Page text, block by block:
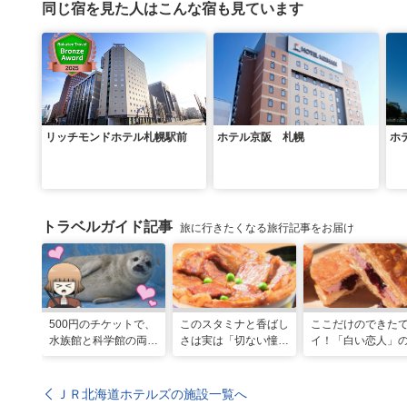
同じ宿を見た人はこんな宿も見ています
リッチモンドホテル札幌駅前 ホテル京阪 札幌 ホ
トラベルガイド記事 旅に行きたくなる旅行記事をお届け
500円のチケットで、
水族館と科学館の両方
このスタミナと香ばし
さは実は「切ない憧
ツ
ここだけのできた
イ！「白い恋人」
ＪＲ北海道ホテルズの施設一覧へ